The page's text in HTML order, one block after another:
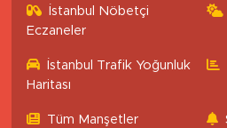
İstanbul Nöbetçi
Eczaneler
İstanbul Trafik Yoğunluk
Haritası
Tüm Manşetler